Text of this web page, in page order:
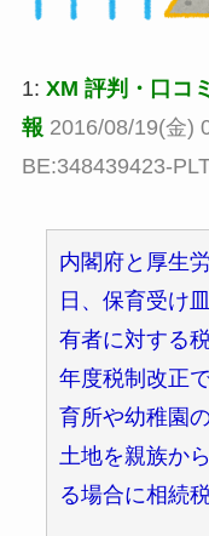
1: XM 評判・口コ
報 2016/08/19(金)
BE:348439423-
内閣府と厚生
日、保育受け
有者に対する
年度税制改正
育所や幼稚園
土地を親族か
る場合に相続